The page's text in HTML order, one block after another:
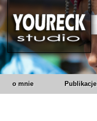
o mnie Publikacje